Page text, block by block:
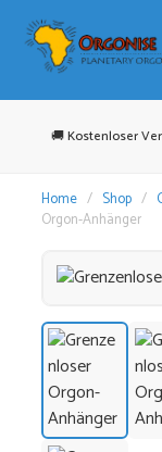
Inhalt
springen
🚚 Kostenloser
Home / Shop /
Orgon-Anhänger